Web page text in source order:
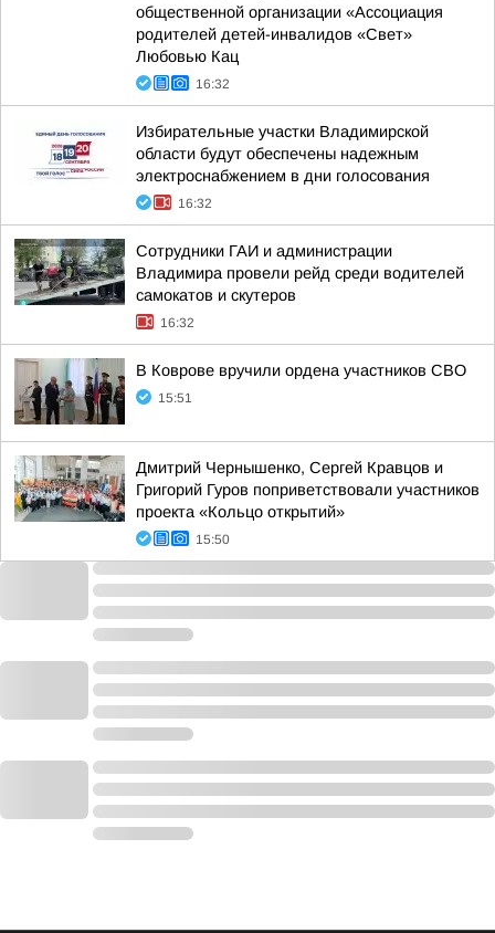
общественной организации «Ассоциация
родителей детей-инвалидов «Свет»
Любовью Кац
16:32
Избирательные участки Владимирской
области будут обеспечены надежным
электроснабжением в дни голосования
16:32
Сотрудники ГАИ и администрации
Владимира провели рейд среди водителей
самокатов и скутеров
16:32
В Коврове вручили ордена участников СВО
15:51
Дмитрий Чернышенко, Сергей Кравцов и
Григорий Гуров поприветствовали участников
проекта «Кольцо открытий»
15:50